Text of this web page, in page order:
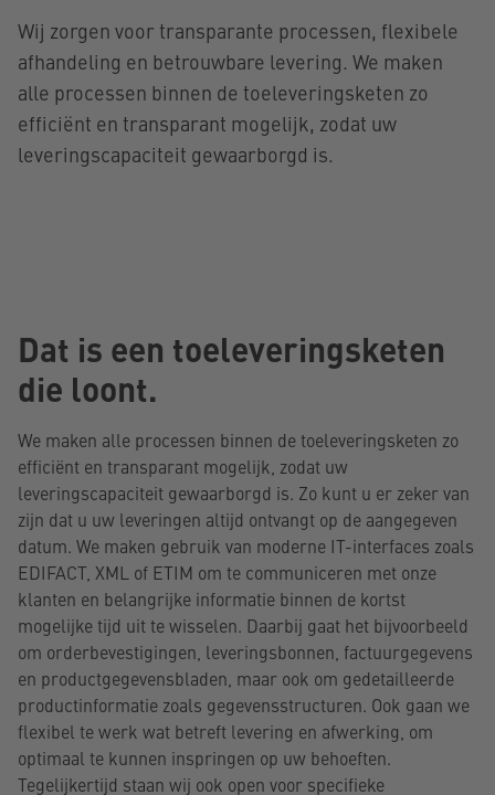
Wij zorgen voor transparante processen, flexibele
afhandeling en betrouwbare levering. We maken
alle processen binnen de toeleveringsketen zo
efficiënt en transparant mogelijk, zodat uw
leveringscapaciteit gewaarborgd is.
Dat is een toeleveringsketen
die loont.
We maken alle processen binnen de toeleveringsketen zo
efficiënt en transparant mogelijk, zodat uw
leveringscapaciteit gewaarborgd is. Zo kunt u er zeker van
zijn dat u uw leveringen altijd ontvangt op de aangegeven
datum. We maken gebruik van moderne IT-interfaces zoals
EDIFACT, XML of ETIM om te communiceren met onze
klanten en belangrijke informatie binnen de kortst
mogelijke tijd uit te wisselen. Daarbij gaat het bijvoorbeeld
om orderbevestigingen, leveringsbonnen, factuurgegevens
en productgegevensbladen, maar ook om gedetailleerde
productinformatie zoals gegevensstructuren. Ook gaan we
flexibel te werk wat betreft levering en afwerking, om
optimaal te kunnen inspringen op uw behoeften.
Tegelijkertijd staan wij ook open voor specifieke